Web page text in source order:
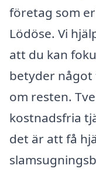
företag som
Lödöse. Vi
att du kan
betyder något
om resten.
kostnadsfria
det är att få